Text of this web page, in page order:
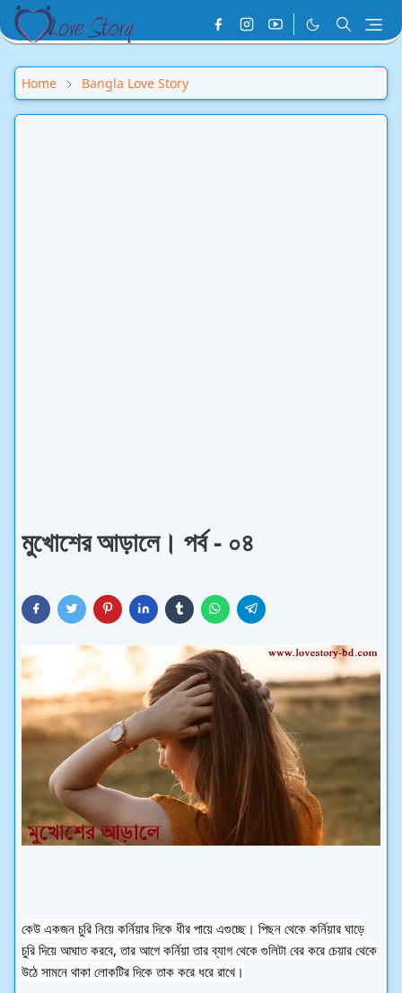
Home Bangla Love Story
মুখোশের আড়ালে। পর্ব - ০৪
কেউ একজন চুরি নিয়ে কর্নিয়ার দিকে ধীর পায়ে এগুচ্ছে। পিছন থেকে কর্নিয়ার ঘাড়ে
চুরি দিয়ে আঘাত করবে, তার আগে কর্নিয়া তার ব্যাগ থেকে গুলিটা বের করে চেয়ার থেকে
উঠে সামনে থাকা লোকটির দিকে তাক করে ধরে রাখে।